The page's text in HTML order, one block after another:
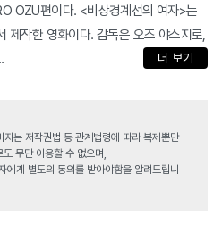
OZU편이다. <비상경계선의 여자>는
작한 영화이다. 감독은 오즈 야스지로,
더 보기
는 저작권법 등 관계법령에 따라 복제뿐만
무단 이용할 수 없으며,
에게 별도의 동의를 받아야함을 알려드립니